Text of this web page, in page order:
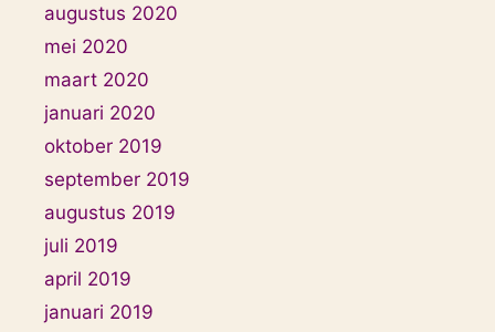
augustus 2020
mei 2020
maart 2020
januari 2020
oktober 2019
september 2019
augustus 2019
juli 2019
april 2019
januari 2019